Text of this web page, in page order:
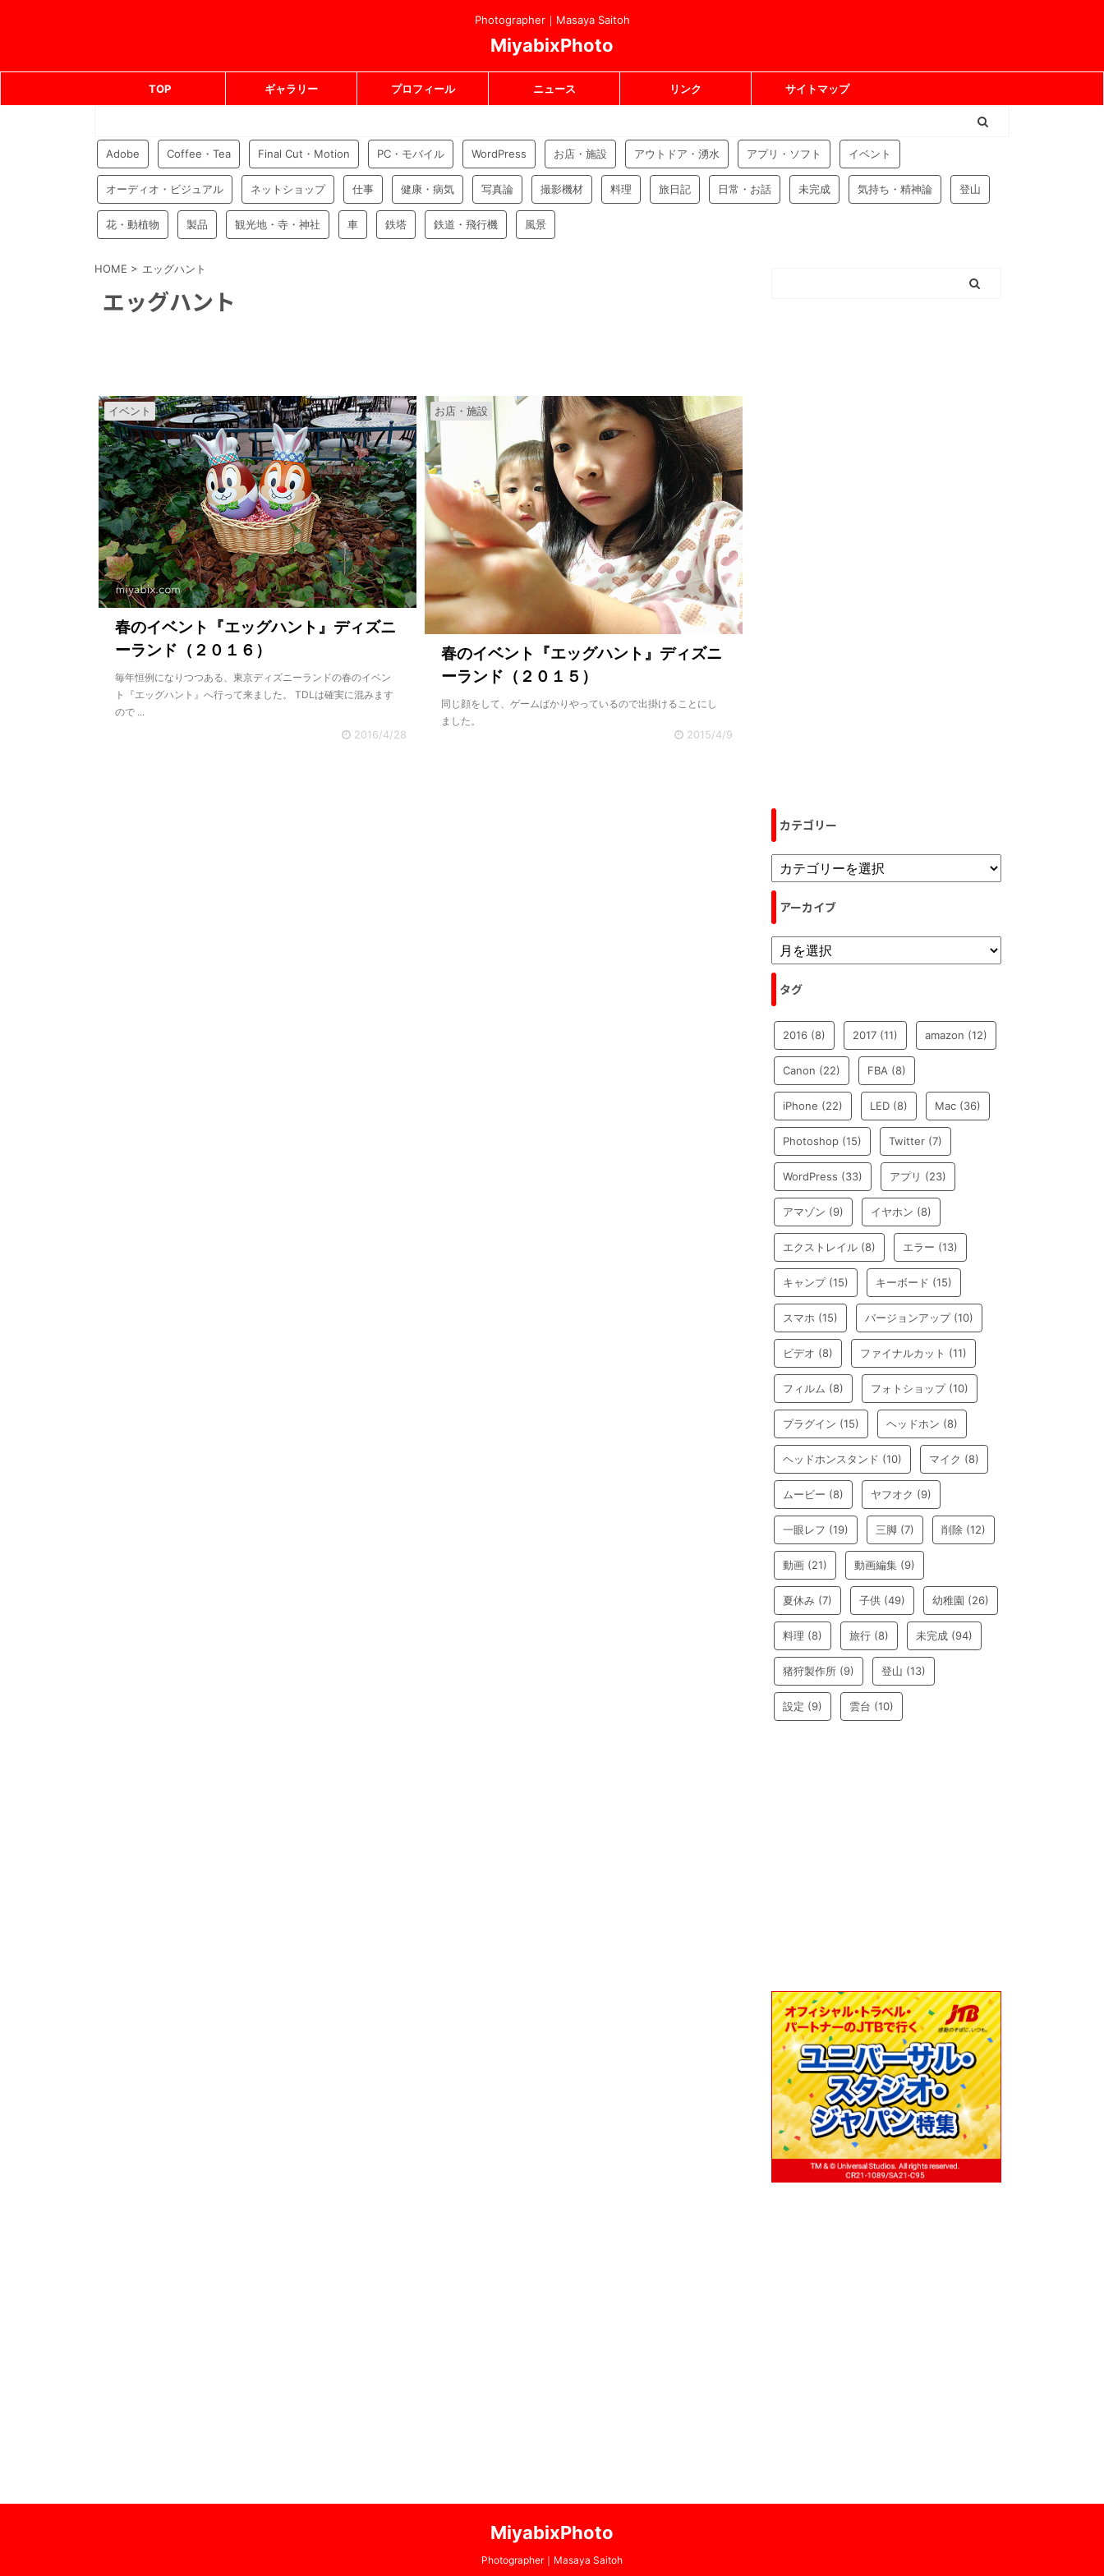
Photographer｜Masaya Saitoh
MiyabixPhoto
TOP ギャラリー プロフィール ニュース リンク サイトマップ
Adobe Coffee・Tea Final Cut・Motion PC・モバイル WordPress お店・施設 アウトドア・湧水 アプリ・ソフト イベント
オーディオ・ビジュアル ネットショップ 仕事 健康・病気 写真論 撮影機材 料理 旅日記 日常・お話 未完成 気持ち・精神論 登山
花・動植物 製品 観光地・寺・神社 車 鉄塔 鉄道・飛行機 風景
HOME > エッグハント
エッグハント
イベント
春のイベント『エッグハント』ディズニ
ーランド（２０１６）
毎年恒例になりつつある、東京ディズニーランドの春のイベン
ト『エッグハント』へ行って来ました。 TDLは確実に混みます
ので ...
2016/4/28
お店・施設
春のイベント『エッグハント』ディズニ
ーランド（２０１５）
同じ顔をして、ゲームばかりやっているので出掛けることにし
ました。
2015/4/9
カテゴリー
アーカイブ
タグ
2016 (8) 2017 (11) amazon (12)
Canon (22) FBA (8)
iPhone (22) LED (8) Mac (36)
Photoshop (15) Twitter (7)
WordPress (33) アプリ (23)
アマゾン (9) イヤホン (8)
エクストレイル (8) エラー (13)
キャンプ(15) キーボード (15)
スマホ (15) バージョンアップ(10)
ビデオ (8) ファイナルカット (11)
フィルム (8) フォトショップ(10)
プラグイン (15) ヘッドホン (8)
ヘッドホンスタンド (10) マイク (8)
ムービー (8) ヤフオク (9)
一眼レフ (19) 三脚 (7) 削除 (12)
動画 (21) 動画編集 (9)
夏休み (7) 子供 (49) 幼稚園 (26)
料理 (8) 旅行 (8) 未完成 (94)
猪狩製作所 (9) 登山 (13)
設定 (9) 雲台 (10)
MiyabixPhoto
Photographer｜Masaya Saitoh